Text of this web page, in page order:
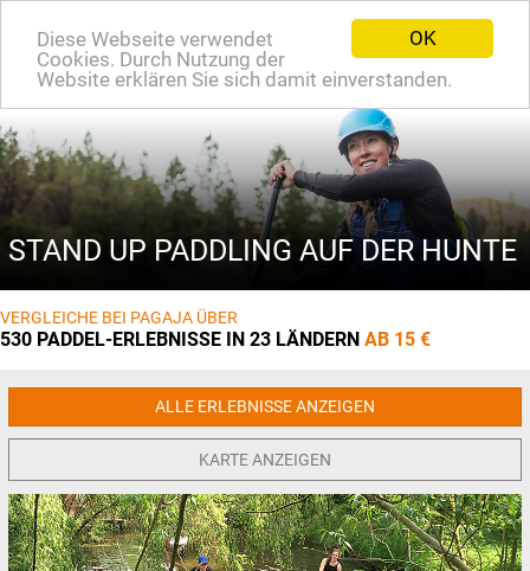
OK
Diese Webseite verwendet
Cookies. Durch Nutzung der
Website erklären Sie sich damit einverstanden.
STAND UP PADDLING AUF DER HUNTE
VERGLEICHE BEI PAGAJA ÜBER
530 PADDEL-ERLEBNISSE IN 23 LÄNDERN AB 15 €
ALLE ERLEBNISSE ANZEIGEN
KARTE ANZEIGEN